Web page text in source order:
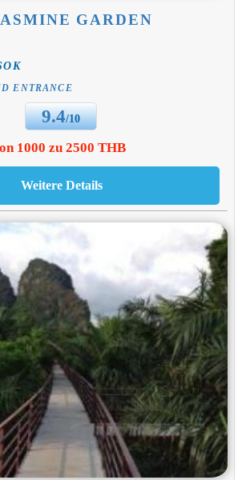
GARDEN
ENTRANCE
9.4/10
1000 zu 2500 THB